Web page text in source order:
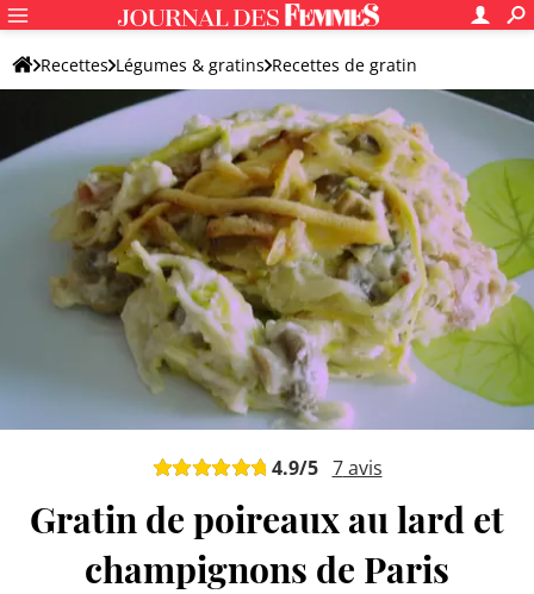
Recettes Légumes & gratins Recettes de gratin
Autre gratin de légumes
4.9/5 7avis
Gratin de poireaux au lard et
champignons de Paris